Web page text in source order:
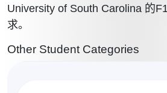
University of South Carolina 的
求。
Other Student Categories